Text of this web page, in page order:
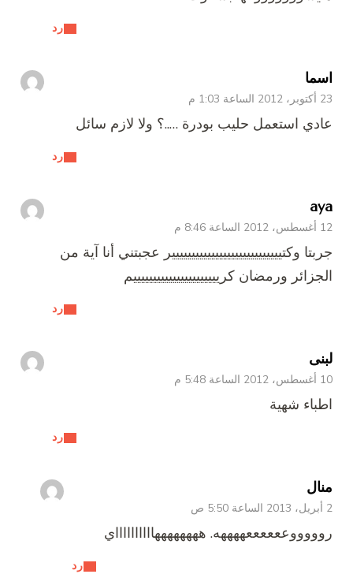
رد
اسما
23 أكتوبر، 2012 الساعة 1:03 م
رد
عادي استعمل حليب بودرة …..؟ ولا لازم سائل
aya
12 أغسطس، 2012 الساعة 8:46 م
رد
جربتا وكتيييييييييييييييييييييييييييير عجبتني أنا آية من
الجزائر ورمضان كرييييييييييييييييييييييم
لبنى
10 أغسطس، 2012 الساعة 5:48 م
رد
اطباء شهية
منال
2 أبريل، 2013 الساعة 5:50 ص
رد
روووووععععععههههه. ههههههههااااااااااي